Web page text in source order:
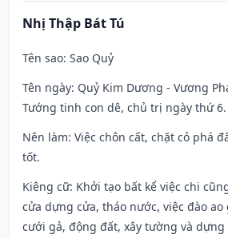
Nhị Thập Bát Tú
Tên sao: Sao Quỷ
Tên ngày: Quỷ Kim Dương - Vương
Tướng tinh con dê, chủ trị ngày thứ 6.
Nên làm: Việc chôn cất, chặt cỏ phá
tốt.
Kiêng cữ: Khởi tạo bất kể việc chi
cửa dựng cửa, tháo nước, việc đào ao
cưới gả, động đất, xây tường và dựng